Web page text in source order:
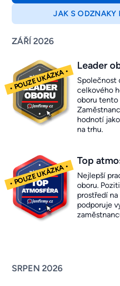
JAK S ODZNAKY
ZÁŘÍ 2026
Leader
Společnost
celkového
oboru tento
hodnotí
na trhu.
Top
Nejlepší
oboru.
prostředí
podporuje
SRPEN 2026